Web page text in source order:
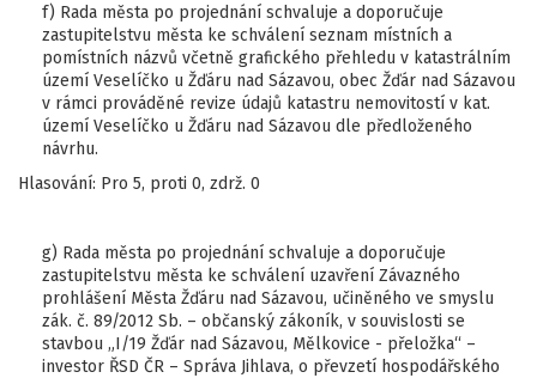
f) Rada města po projednání schvaluje a doporučuje
zastupitelstvu města ke schválení seznam místních a
pomístních názvů včetně grafického přehledu v katastrálním
území Veselíčko u Žďáru nad Sázavou, obec Žďár nad Sázavou
v rámci prováděné revize údajů katastru nemovitostí v kat.
území Veselíčko u Žďáru nad Sázavou dle předloženého
návrhu.
Hlasování: Pro 5, proti 0, zdrž. 0
g) Rada města po projednání schvaluje a doporučuje
zastupitelstvu města ke schválení uzavření Závazného
prohlášení Města Žďáru nad Sázavou, učiněného ve smyslu
zák. č. 89/2012 Sb. – občanský zákoník, v souvislosti se
stavbou „I/19 Žďár nad Sázavou, Mělkovice - přeložka“ –
investor ŘSD ČR – Správa Jihlava, o převzetí hospodářského